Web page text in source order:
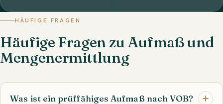
HÄUFIGE FRAGEN
Häufige Fragen zu Aufmaß und
Mengenermittlung
Was ist ein prüffähiges Aufmaß nach VOB?